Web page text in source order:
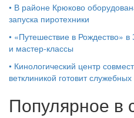
• В районе Крюково
запуска пиротехники
• «Путешествие в Рождество» в
и мастер‑классы
• Кинологический центр
ветклиникой готовит
Популярное в